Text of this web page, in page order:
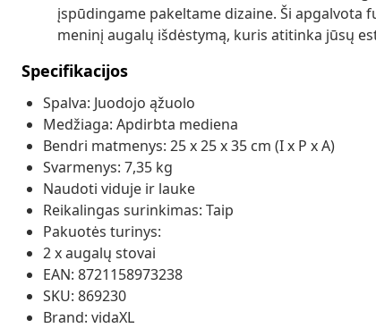
įspūdingame pakeltame dizaine. Ši
meninį augalų išdėstymą, kuris atitinka jūsų
Specifikacijos
Spalva: Juodojo ąžuolo
Medžiaga: Apdirbta mediena
Bendri matmenys: 25 x 25 x 35 cm (I x P x A)
Svarmenys: 7,35 kg
Naudoti viduje ir lauke
Reikalingas surinkimas: Taip
Pakuotės turinys:
2 x augalų stovai
EAN: 8721158973238
SKU: 869230
Brand: vidaXL